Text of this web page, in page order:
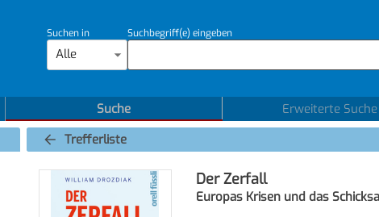
Suchen in
Alle
Suchbegriff(e) eingeben
Suche Erweiterte Suche
Trefferliste
Der Zerfall
Europas Krisen und das